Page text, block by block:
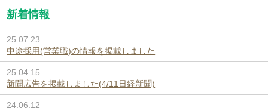
新着情報
25.07.23
中途採用(営業職)の情報を掲載しました
25.04.15
新聞広告を掲載しました(4/11日経新聞)
24.06.12